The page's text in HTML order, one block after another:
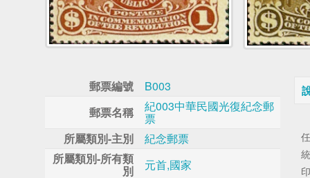
郵票編號
B003
郵票名稱
紀003中華民國光復紀念郵
票
所屬類別-主別
紀念郵票
所屬類別-所有類
別
元首,國家